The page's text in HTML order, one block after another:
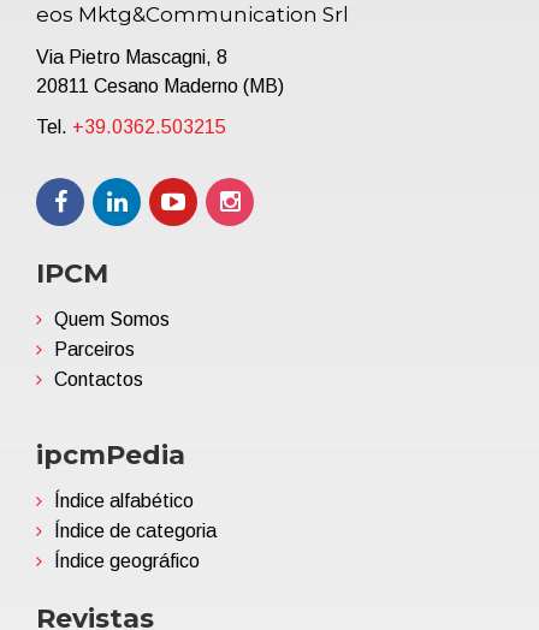
eos Mktg&Communication Srl
Via Pietro Mascagni, 8
20811 Cesano Maderno (MB)
Tel. +39.0362.503215
IPCM
Quem Somos
Parceiros
Contactos
ipcmPedia
Índice alfabético
Índice de categoria
Índice geográfico
Revistas